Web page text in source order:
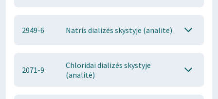
2949-6 Natris dializės skystyje (analitė)
2071-9
Chloridai dializės skystyje
(analitė)